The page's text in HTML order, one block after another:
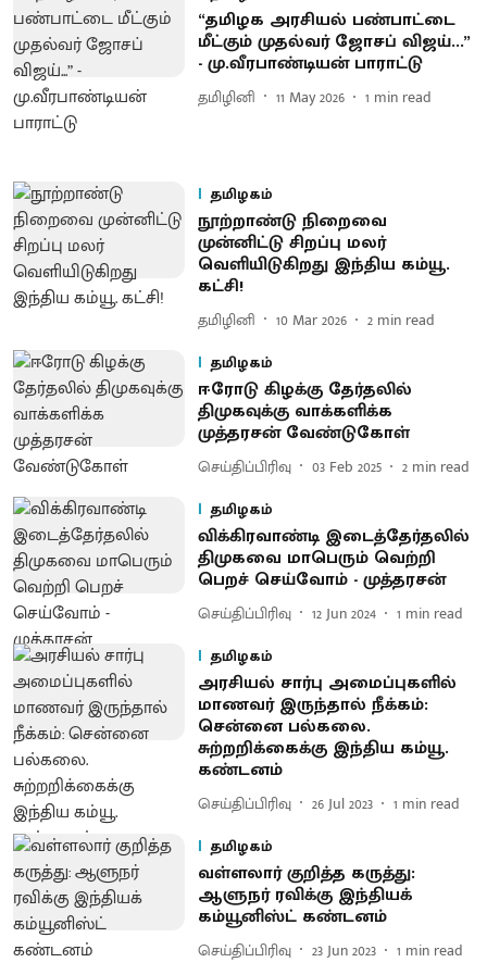
“தமிழக அரசியல் பண்பாட்டை
மீட்கும் முதல்வர் ஜோசப் விஜய்...”
- மு.வீரபாண்டியன் பாராட்டு
தமிழினி 11 May 2026 1 min read
தமிழகம்
நூற்றாண்டு நிறைவை
முன்னிட்டு சிறப்பு மலர்
வெளியிடுகிறது இந்திய கம்யூ.
கட்சி!
தமிழினி 10 Mar 2026 2 min read
தமிழகம்
ஈரோடு கிழக்கு தேர்தலில்
திமுகவுக்கு வாக்களிக்க
முத்தரசன் வேண்டுகோள்
செய்திப்பிரிவு 03 Feb 2025 2 min read
தமிழகம்
விக்கிரவாண்டி இடைத்தேர்தலில்
திமுகவை மாபெரும் வெற்றி
பெறச் செய்வோம் - முத்தரசன்
செய்திப்பிரிவு 12 Jun 2024 1 min read
தமிழகம்
அரசியல் சார்பு அமைப்புகளில்
மாணவர் இருந்தால் நீக்கம்:
சென்னை பல்கலை.
சுற்றறிக்கைக்கு இந்திய கம்யூ.
கண்டனம்
செய்திப்பிரிவு 26 Jul 2023 1 min read
தமிழகம்
வள்ளலார் குறித்த கருத்து:
ஆளுநர் ரவிக்கு இந்தியக்
கம்யூனிஸ்ட் கண்டனம்
செய்திப்பிரிவு 23 Jun 2023 1 min read